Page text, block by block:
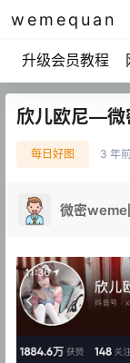
wemequan
升级会员教程
欣儿欧尼—微
每日好图 3 年
微密weme